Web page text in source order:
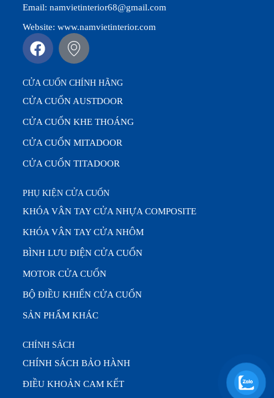
Email: namvietinterior68@gmail.com
Website: www.namvietinterior.com
CỬA CUỐN CHÍNH HÃNG
CỬA CUỐN AUSTDOOR
CỬA CUỐN KHE THOÁNG
CỬA CUỐN MITADOOR
CỬA CUỐN TITADOOR
PHỤ KIỆN CỬA CUỐN
KHÓA VÂN TAY CỬA NHỰA COMPOSITE
KHÓA VÂN TAY CỬA NHÔM
BÌNH LƯU ĐIỆN CỬA CUỐN
MOTOR CỬA CUỐN
BỘ ĐIỀU KHIỂN CỬA CUỐN
SẢN PHẨM KHÁC
CHÍNH SÁCH
CHÍNH SÁCH BẢO HÀNH
ĐIỀU KHOẢN CAM KẾT